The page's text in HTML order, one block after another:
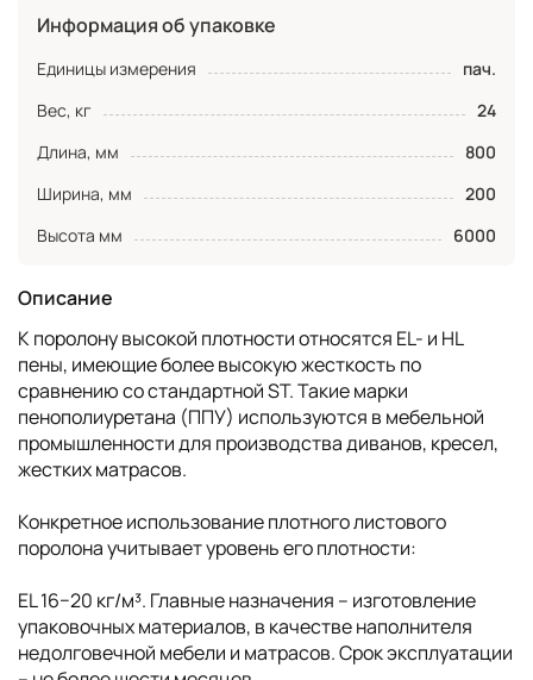
Описание
К поролону высокой плотности относятся EL- и HL
пены, имеющие более высокую жесткость по
сравнению со стандартной ST. Такие марки
пенополиуретана (ППУ) используются в мебельной
промышленности для производства диванов, кресел,
жестких матрасов.
Конкретное использование плотного листового
поролона учитывает уровень его плотности:
EL 16−20 кг/м³. Главные назначения – изготовление
упаковочных материалов, в качестве наполнителя
недолговечной мебели и матрасов. Срок эксплуатации
Информация об упаковке
Единицы измерения
пач.
Вес, кг
24
Длина, мм
800
Ширина, мм
200
Высота мм
6000